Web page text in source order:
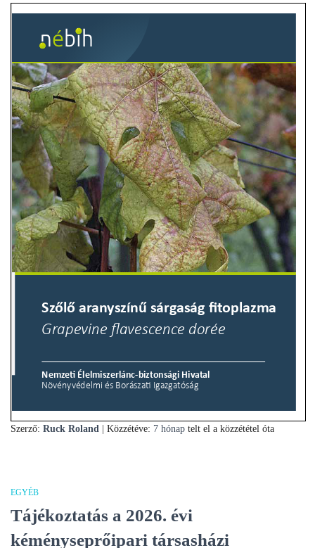
Szerző: Ruck Roland | Közzétéve: 7 hónap telt el a közzététel óta
EGYÉB
Tájékoztatás a 2026. évi
kéményseprőipari társasházi